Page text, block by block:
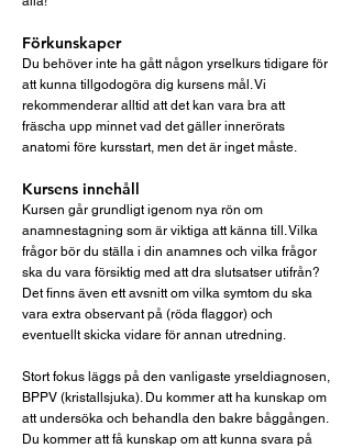
Förkunskaper
Du behöver inte ha gått någon yrselkurs tidigare för
att kunna tillgodogöra dig kursens mål. Vi
rekommenderar alltid att det kan vara bra att
fräscha upp minnet vad det gäller innerörats
anatomi före kursstart, men det är inget måste.
Kursens innehåll
Kursen går grundligt igenom nya rön om
anamnestagning som är viktiga att känna till. Vilka
frågor bör du ställa i din anamnes och vilka frågor
ska du vara försiktig med att dra slutsatser utifrån?
Det finns även ett avsnitt om vilka symtom du ska
vara extra observant på (röda flaggor) och
eventuellt skicka vidare för annan utredning.
Stort fokus läggs på den vanligaste yrseldiagnosen,
BPPV (kristallsjuka). Du kommer att ha kunskap om
att undersöka och behandla den bakre båggången.
Du kommer att få kunskap om att kunna svara på